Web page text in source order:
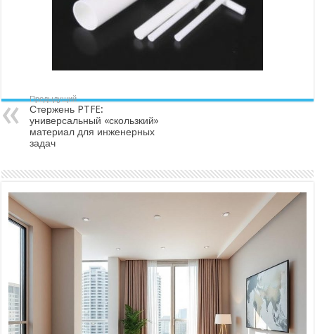
Предыдущий
Стержень PTFE:
универсальный «скользкий»
материал для инженерных
задач